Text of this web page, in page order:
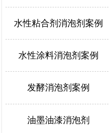
水性粘合剂消泡剂案例
水性涂料消泡剂案例
发酵消泡剂案例
油墨油漆消泡剂